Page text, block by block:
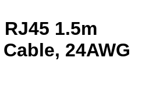
RJ45 1.5m
24AWG